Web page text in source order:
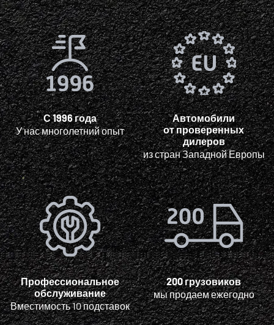
С 1996 года
У нас многолетний опыт
Автомобили
от проверенных
дилеров
из стран Западной Европы
Профессиональное
обслуживание
Вместимость 10 подставок
200 грузовиков
мы продаем ежегодно